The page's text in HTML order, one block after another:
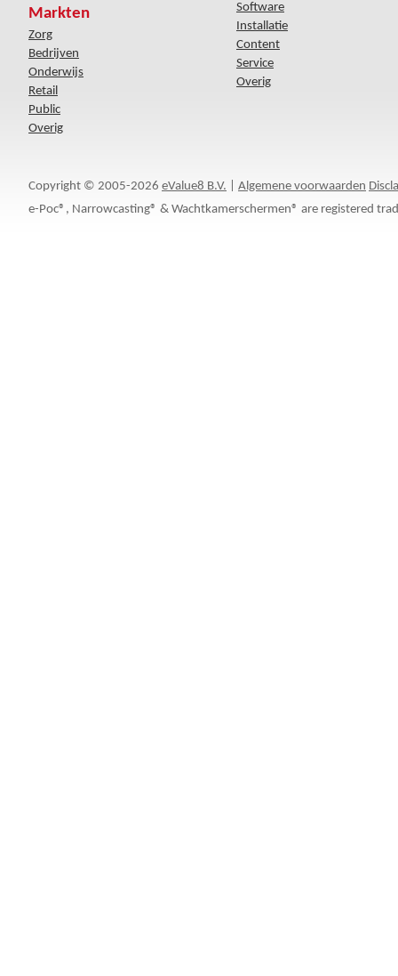
Markten
Zorg
Bedrijven
Onderwijs
Retail
Public
Overig
Software
Installatie
Content
Service
Overig
Copyright © 2005-2026 eValue8 B.V. Algemene voorwaarden
e-Poc®, Narrowcasting® & Wachtkamerschermen® are registered